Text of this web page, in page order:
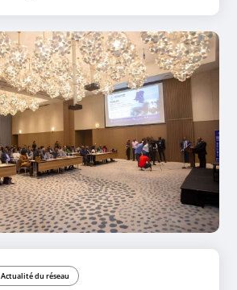
Actualité du réseau